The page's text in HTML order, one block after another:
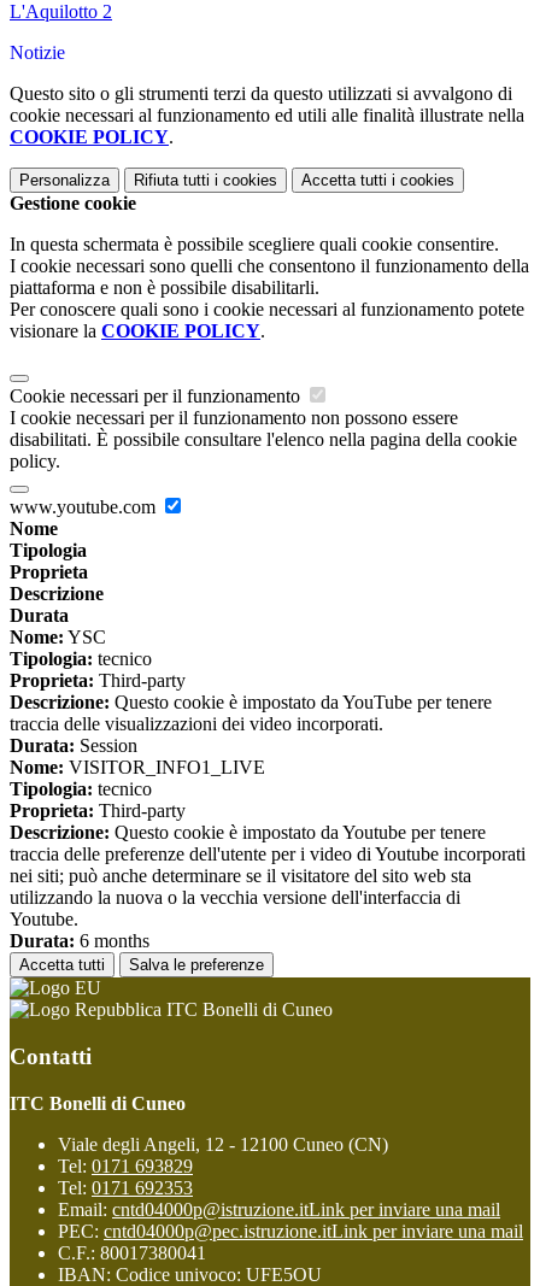
L'Aquilotto 2
Notizie
Questo sito o gli strumenti terzi da questo utilizzati si avvalgono di
cookie necessari al funzionamento ed utili alle finalità illustrate nella
COOKIE POLICY.
Personalizza Rifiuta tutti i cookies Accetta tutti i cookies
Gestione cookie
In questa schermata è possibile scegliere quali cookie consentire.
I cookie necessari sono quelli che consentono il funzionamento della
piattaforma e non è possibile disabilitarli.
Per conoscere quali sono i cookie necessari al funzionamento potete
visionare la COOKIE POLICY.
Cookie necessari per il funzionamento
I cookie necessari per il funzionamento non possono essere
disabilitati. È possibile consultare l'elenco nella pagina della cookie
policy.
www.youtube.com
Nome
Tipologia
Proprieta
Descrizione
Durata
Nome: YSC
Tipologia: tecnico
Proprieta: Third-party
Descrizione: Questo cookie è impostato da YouTube per tenere
traccia delle visualizzazioni dei video incorporati.
Durata: Session
Nome: VISITOR_INFO1_LIVE
Tipologia: tecnico
Proprieta: Third-party
Descrizione: Questo cookie è impostato da Youtube per tenere
traccia delle preferenze dell'utente per i video di Youtube incorporati
nei siti; può anche determinare se il visitatore del sito web sta
utilizzando la nuova o la vecchia versione dell'interfaccia di
Youtube.
Durata: 6 months
Accetta tutti Salva le preferenze
ITC Bonelli di Cuneo
Contatti
ITC Bonelli di Cuneo
Viale degli Angeli, 12 - 12100 Cuneo (CN)
Tel: 0171 693829
Tel: 0171 692353
Email: cntd04000p@istruzione.itLink per inviare una mail
PEC: cntd04000p@pec.istruzione.itLink per inviare una mail
C.F.: 80017380041
IBAN: Codice univoco: UFE5OU